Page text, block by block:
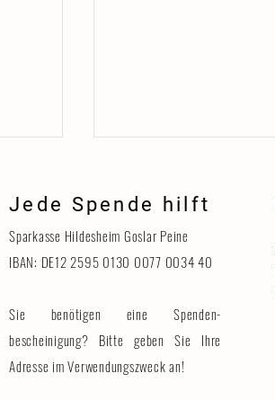
Katzenhaus vorübergehend
Besucher geschlossen
Jede Spende hilft
Sparkasse Hildesheim Goslar Peine
IBAN: DE12 2595 0130 0077 0034 40
Sie benötigen eine Spenden-
bescheinigung? Bitte geben Sie Ihre
Adresse im Verwendungszweck an!